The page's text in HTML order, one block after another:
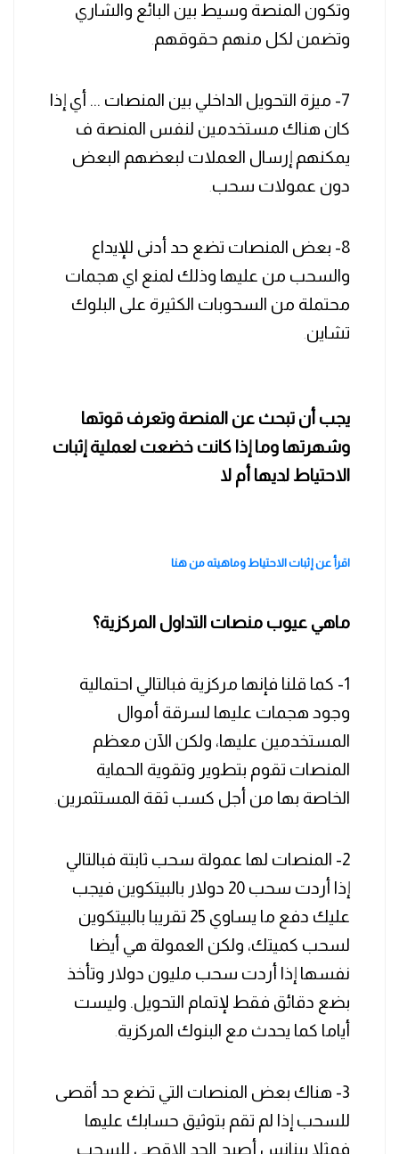
وتكون المنصة وسيط بين البائع والشاري
وتضمن لكل منهم حقوقهم .
7- ميزة التحويل الداخلي بين المنصات ... أي إذا
كان هناك مستخدمين لنفس المنصة ف
يمكنهم إرسال العملات لبعضهم البعض
دون عمولات سحب.
8- بعض المنصات تضع حد أدنى للإيداع
والسحب من عليها وذلك لمنع اي هجمات
محتملة من السحوبات الكثيرة على البلوك
تشاين.
يجب أن تبحث عن المنصة وتعرف قوتها
وشهرتها وما إذا كانت خضعت لعملية إثبات
الاحتياط لديها أم لا
اقرأ عن إثبات الاحتياط وماهيته من هنا
ماهي عيوب منصات التداول المركزية؟
1- كما قلنا فإنها مركزية فبالتالي احتمالية
وجود هجمات عليها لسرقة أموال
المستخدمين عليها، ولكن الآن معظم
المنصات تقوم بتطوير وتقوية الحماية
الخاصة بها من أجل كسب ثقة المستثمرين.
2- المنصات لها عمولة سحب ثابتة فبالتالي
إذا أردت سحب 20 دولار بالبيتكوين فيجب
عليك دفع ما يساوي 25 تقريبا بالبيتكوين
لسحب كميتك، ولكن العمولة هي أيضا
نفسها إذا أردت سحب مليون دولار وتأخذ
بضع دقائق فقط لإتمام التحويل. وليست
أياما كما يحدث مع البنوك المركزية.
3- هناك بعض المنصات التي تضع حد أقصى
للسحب إذا لم تقم بتوثيق حسابك عليها
فمثلا بينانس أصبح الحد الاقصى للسحب